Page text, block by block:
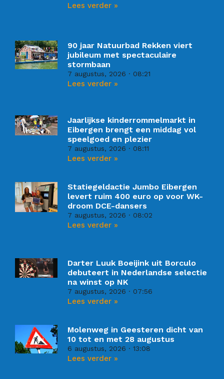
Lees verder »
90 jaar Natuurbad Rekken viert
jubileum met spectaculaire
stormbaan
7 augustus, 2026 08:21
Lees verder »
Jaarlijkse kinderrommelmarkt in
Eibergen brengt een middag vol
speelgoed en plezier
7 augustus, 2026 08:11
Lees verder »
Statiegeldactie Jumbo Eibergen
levert ruim 400 euro op voor WK-
droom DCE-dansers
7 augustus, 2026 08:02
Lees verder »
Darter Luuk Boeijink uit Borculo
debuteert in Nederlandse selectie
na winst op NK
7 augustus, 2026 07:56
Lees verder »
Molenweg in Geesteren dicht van
10 tot en met 28 augustus
6 augustus, 2026 13:08
Lees verder »